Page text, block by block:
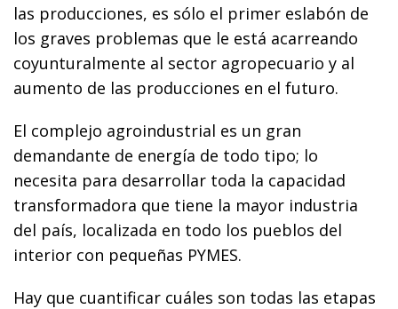
las producciones, es sólo el primer eslabón de
los graves problemas que le está acarreando
coyunturalmente al sector agropecuario y al
aumento de las producciones en el futuro.
El complejo agroindustrial es un gran
demandante de energía de todo tipo; lo
necesita para desarrollar toda la capacidad
transformadora que tiene la mayor industria
del país, localizada en todo los pueblos del
interior con pequeñas PYMES.
Hay que cuantificar cuáles son todas las etapas